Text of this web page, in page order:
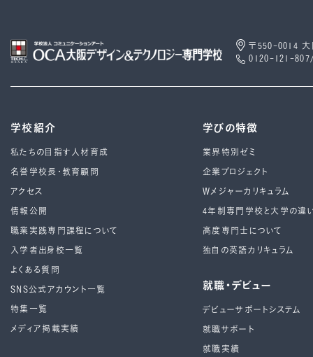
〒550-0014 大
0120-121-
学校紹介
私たちの目指す人材育成
名誉学校長・教育顧問
アクセス
情報公開
職業実践専門課程について
入学者出身校一覧
よくある質問
SNS公式アカウント一覧
特集一覧
メディア掲載実績
学びの特徴
業界特別ゼミ
企業プロジェクト
Wメジャーカリキュラム
4年制専⾨学校と⼤学の違
高度専門士について
独自の英語カリキュラム
就職・デビュー
デビューサポートシステム
就職サポート
就職実績